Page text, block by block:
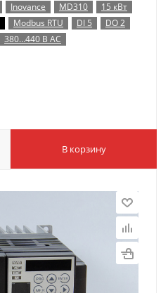
Inovance MD310
15 кВт
Modbus RTU DI 5
DO 2
380…440 В AC
В корзину